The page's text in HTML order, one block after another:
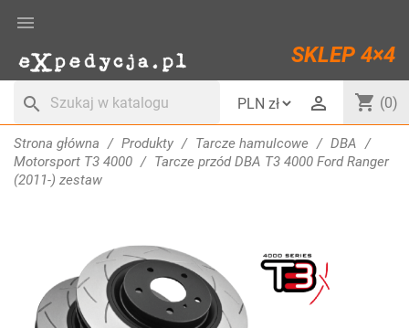

SKLEP 4×4
search  shopping_cart (0)
Strona główna Produkty Tarcze hamulcowe
DBA
Motorsport T3 4000
Tarcze przód DBA T3 4000 Ford Ranger
(2011-) zestaw